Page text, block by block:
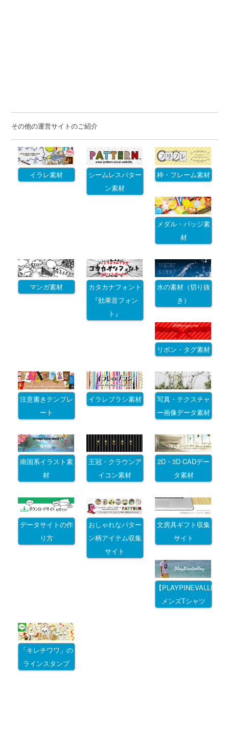
その他の運営サイトのご紹介
イラレ素材
シームレスパター
ン素材
枠・フレーム素材
メダル・バッジ素
材
マンガ素材
カタカナフォント
『効果音フォン
ト』
水の素材（切り抜
き）
リボン・タグ素材
注意書きテンプレ
ート
イラレブラシ素材
写真・テクスチャ
ー画像データ素材
南国系イラスト素
材
王冠・クラウンア
イコン素材
2D・3D CADデー
タ素材
データサイトの作
り方
おしゃれなパター
ン柄アイテム収集
サイト
文房具ギフト収集
サイト
【PLAYPINEVALLEY
メンズTシャツ
「キレチワワ」の
ラインスタンプ